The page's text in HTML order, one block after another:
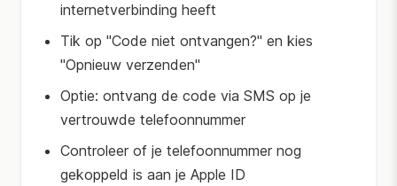
internetverbinding heeft
Tik op "Code niet ontvangen?" en kies
"Opnieuw verzenden"
Optie: ontvang de code via SMS op je
vertrouwde telefoonnummer
Controleer of je telefoonnummer nog
gekoppeld is aan je Apple ID